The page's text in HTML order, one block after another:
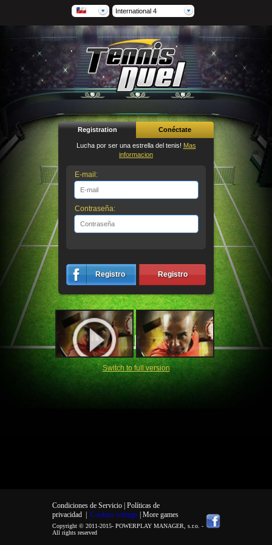
International 4
Registration Conéctate
Lucha por ser una estrella del tenis! Mas
informacion
E-mail:
Contraseña:
Registro Registro
Switch to full version
Condiciones de Servicio | Políticas de
privacidad| Cookies settings | More games
Copyright © 2011-2015- POWERPLAY MANAGER, s.r.o. -
All rights reserved